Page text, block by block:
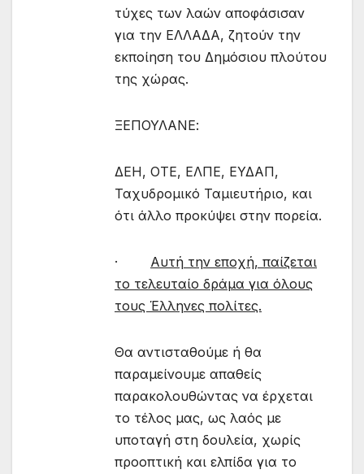
τύχες των λαών αποφάσισαν
για την ΕΛΛΑΔΑ, ζητούν την
εκποίηση του Δημόσιου πλούτου
της χώρας.
ΞΕΠΟΥΛΑΝΕ:
ΔΕΗ, ΟΤΕ, ΕΛΠΕ, ΕΥΔΑΠ,
Ταχυδρομικό Ταμιευτήριο, και
ότι άλλο προκύψει στην πορεία.
· Αυτή την εποχή, παίζεται
το τελευταίο δράμα για όλους
τους Έλληνες πολίτες.
Θα αντισταθούμε ή θα
παραμείνουμε απαθείς
παρακολουθώντας να έρχεται
το τέλος μας, ως λαός με
υποταγή στη δουλεία, χωρίς
προοπτική και ελπίδα για το